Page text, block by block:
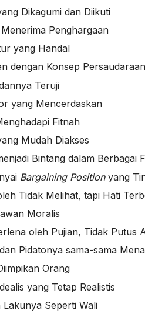
Dikagumi dan Diikuti
Penghargaan
yang Handal
dengan Konsep Persaudaraan
Teruji
yang Mencerdaskan
Fitnah
Mudah Diakses
Bintang dalam Berbagai
Bargaining Positionyang
Tidak Melihat, tapi Hati
Moralis
oleh Pujian, Tidak Putus
Pidatonya sama-sama
Orang
yang Tetap Realistis
Lakunya Seperti Wali